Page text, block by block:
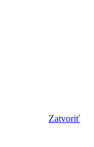
Zatvoriť